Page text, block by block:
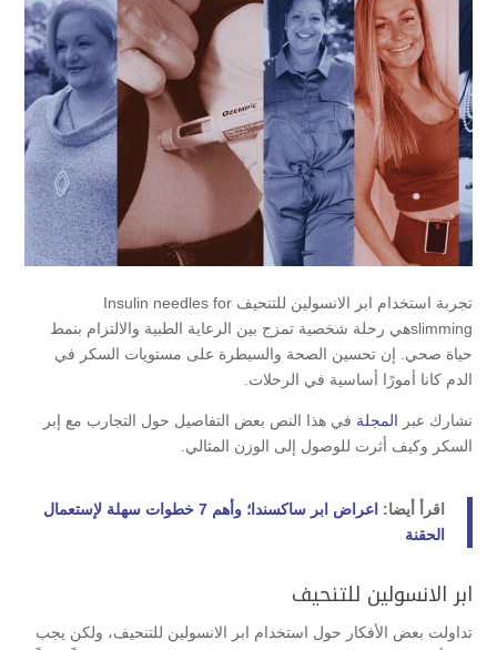
تجربة استخدام ابر الانسولين للتنحيف Insulin needles for
slimmingهي رحلة شخصية تمزج بين الرعاية الطبية والالتزام بنمط
حياة صحي. إن تحسين الصحة والسيطرة على مستويات السكر في
الدم كانا أمورًا أساسية في الرحلات.
نشارك عبر المجلة في هذا النص بعض التفاصيل حول التجارب مع إبر
السكر وكيف أثرت للوصول إلى الوزن المثالي.
اقرأ أيضا:
اعراض ابر ساكسندا؛ وأهم 7 خطوات سهلة لإستعمال
الحقنة
ابر الانسولين للتنحيف
تداولت بعض الأفكار حول استخدام ابر الانسولين للتنحيف، ولكن يجب